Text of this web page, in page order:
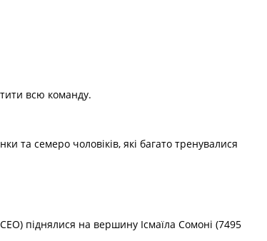
всю команду.
та семеро чоловіків, які багато тренувалися
піднялися на вершину Ісмаїла Сомоні (7495